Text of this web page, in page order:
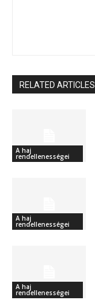
RELATED ARTICLES
A haj
rendellenességei
A haj
rendellenességei
A haj
rendellenességei